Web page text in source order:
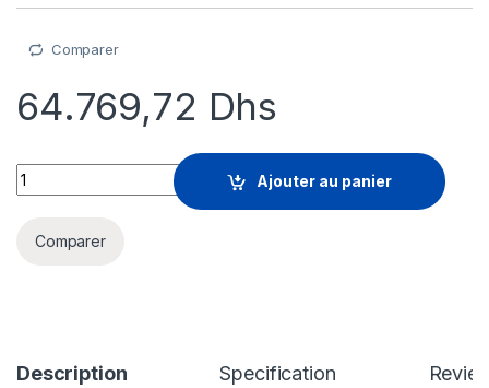
Comparer
64.769,72 Dhs
Sophos Webserver Protection - licence d'abonnement (3
Ajouter au panier
Comparer
Description Specification